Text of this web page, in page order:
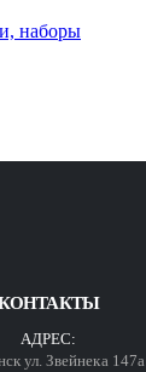
наборы
АДРЕС:
ул. Звейнека 147а